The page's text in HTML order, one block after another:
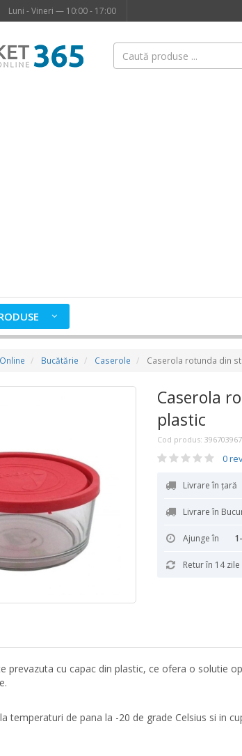
Luni - Vineri — 10:00 - 17:00
Bucătărie Caserole Caserola rotunda din
Caserola
plastic
Cod produs:
0
Livrare în țară
Livrare în
Ajunge în
Retur în 14 zile
prevazuta cu capac din plastic, ce ofera o solutie
temperaturi de pana la -20 de grade Celsius si in